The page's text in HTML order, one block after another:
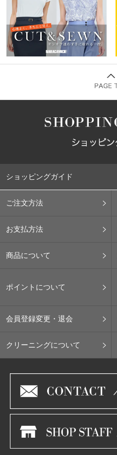
ショッピングガイド
ご注文方法
お支払方法
商品について
ポイントについて
会員登録変更・退会
クリーニングについて